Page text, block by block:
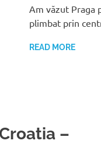
Am văzut Praga
plimbat prin
READ MORE
–